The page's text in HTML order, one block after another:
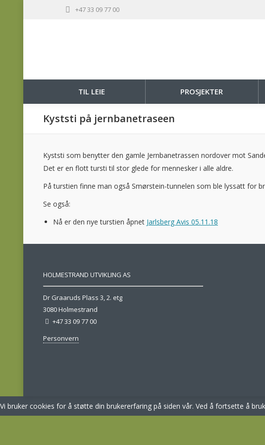
+47 33 09 77 00
TIL LEIE PROSJEKTER
Kyststi på jernbanetraseen
Kyststi som benytter den gamle Jernbanetrassen nordover mot
Det er en flott tursti til stor glede for mennesker i alle aldre.
På turstien finne man også Smørstein-tunnelen som ble lyssatt for
Se også:
Nå er den nye turstien åpnet Jarlsberg Avis 05.11.18
HOLMESTRAND UTVIKLING AS
Dr Graaruds Plass 3, 2. etg
3080 Holmestrand
+47 33 09 77 00
Personvern
Vi bruker cookies for å støtte din brukererfaring på siden vår. Ved å fortsette å